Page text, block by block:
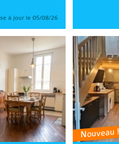
à jour le 05/08/26
Nouveau !